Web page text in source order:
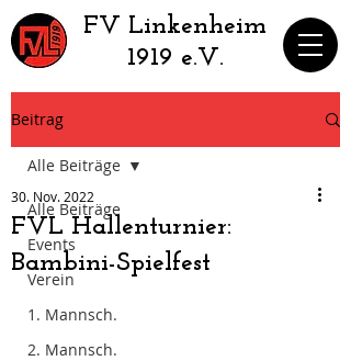
​FV Linkenheim
1919 e.V.
Beitrag
Alle Beiträge
Events
Verein
1. Mannsch.
2. Mannsch.
Alle Beiträge
FVL Hallenturnier:
Bambini-Spielfest
30. Nov. 2022